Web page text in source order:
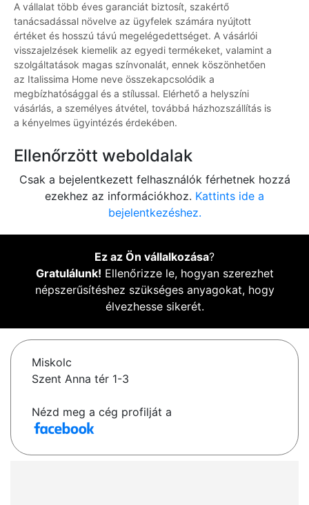
A vállalat több éves garanciát biztosít, szakértő
tanácsadással növelve az ügyfelek számára nyújtott
értéket és hosszú távú megelégedettséget. A vásárlói
visszajelzések kiemelik az egyedi termékeket, valamint a
szolgáltatások magas színvonalát, ennek köszönhetően
az Italissima Home neve összekapcsolódik a
megbízhatósággal és a stílussal. Elérhető a helyszíni
vásárlás, a személyes átvétel, továbbá házhozszállítás is
a kényelmes ügyintézés érdekében.
Ellenőrzött weboldalak
Csak a bejelentkezett felhasználók férhetnek hozzá
ezekhez az információkhoz. Kattints ide a
bejelentkezéshez.
Ez az Ön vállalkozása?
Gratulálunk! Ellenőrizze le, hogyan szerezhet
népszerűsítéshez szükséges anyagokat, hogy
élvezhesse sikerét.
Miskolc
Szent Anna tér 1-3
Nézd meg a cég profilját a